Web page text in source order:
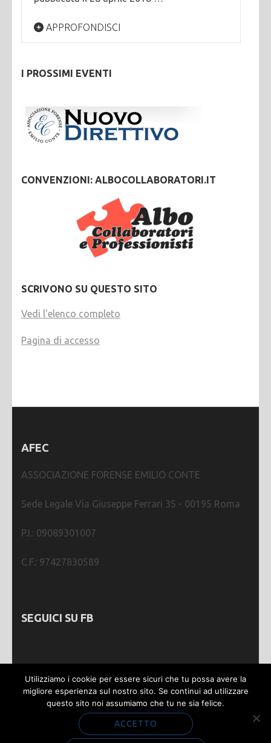
APPROFONDISCI
I PROSSIMI EVENTI
CONVENZIONI: ALBOCOLLABORATORI.IT
SCRIVONO SU QUESTO SITO
Vedi l'elenco completo
Pagina di accesso
AFEC
ASSOCIAZIONE FORENSE EMILIO CONTE
Sede Legale Via Giuseppe Ferrari 35 - 00195 Roma
P.I.: 09089301007
C.F.: 97427830589
SEGUICI SU FB
Webmastering bySGWEB | Metro Magazine |
Sviluppato da
Rara Theme. Powered by
Utilizziamo i cookie per essere sicuri che tu possa avere la
migliore esperienza sul nostro sito. Se continui ad utilizzare
questo sito noi assumiamo che tu ne sia felice.
ACCETTO